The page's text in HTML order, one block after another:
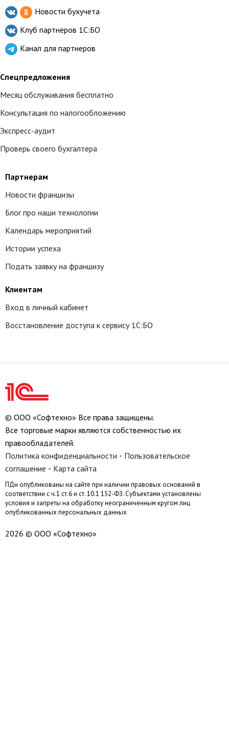
Новости бухучета
Клуб партнеров 1С:БО
Канал для партнеров
Спецпредложения
Месяц обслуживания бесплатно
Консультация по налогообложению
Экспресс-аудит
Проверь своего бухгалтера
Партнерам
Новости франшизы
Блог про наши технологии
Календарь мероприятий
Истории успеха
Подать заявку на франшизу
Клиентам
Вход в личный кабинет
Восстановление доступа к сервису 1С:БО
© ООО «Софтехно» Все права защищены.
Все торговые марки являются собственностью их
правообладателей.
Политика конфиденциальности • Пользовательское
соглашение • Карта сайта
ПДн опубликованы на сайте при наличии правовых оснований в
соответствии с ч.1 ст.6 и ст. 10.1 152-ФЗ. Субъектами установлены
условия и запреты на обработку неограниченным кругом лиц
опубликованных персональных данных
2026 © ООО «Софтехно»